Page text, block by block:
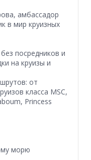
амбассадор
в мир круизных
посредников и
на круизы и
от
класса MSC,
Princess
морю